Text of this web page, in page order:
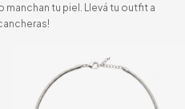
tu piel. Llevá tu outfit a